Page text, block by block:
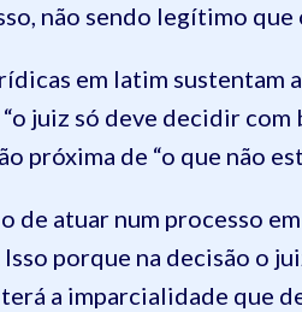
não sendo legítimo
em latim sustentam
juiz só deve decidir
próxima de “o que não
de atuar num processo
porque na decisão o
a imparcialidade que